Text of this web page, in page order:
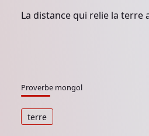
La distance qui relie la terre
Proverbe mongol
terre